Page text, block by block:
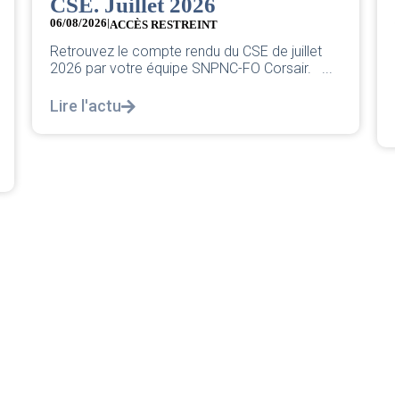
05/08/2026
Chers collègues, La direction vient de sortir sa
classique pleurnicherie corporate. On va la
décortiquer...